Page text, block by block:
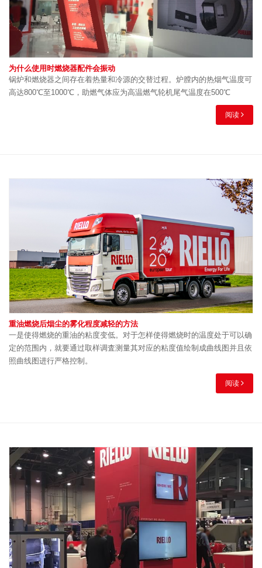
为什么使用时燃烧器配件会振动
锅炉和燃烧器之间存在着热量和冷源的交替过程。炉膛内的热烟气温度可
高达800℃至1000℃，助燃气体应为高温燃气轮机尾气温度在500℃
阅读
重油燃烧后烟尘的雾化程度减轻的方法
一是使得燃烧的重油的粘度变低。对于怎样使得燃烧时的温度处于可以确
定的范围内，就要通过取样调査测量其对应的粘度值绘制成曲线图并且依
照曲线图进行严格控制。
阅读